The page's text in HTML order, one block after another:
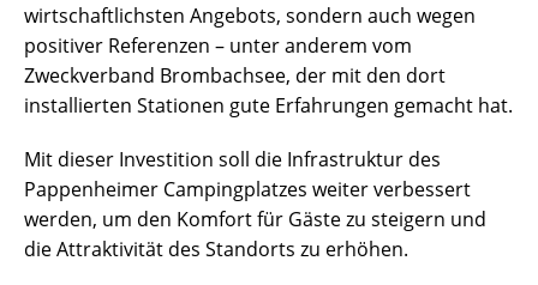
wirtschaftlichsten Angebots, sondern auch wegen
positiver Referenzen – unter anderem vom
Zweckverband Brombachsee, der mit den dort
installierten Stationen gute Erfahrungen gemacht hat.
Mit dieser Investition soll die Infrastruktur des
Pappenheimer Campingplatzes weiter verbessert
werden, um den Komfort für Gäste zu steigern und
die Attraktivität des Standorts zu erhöhen.